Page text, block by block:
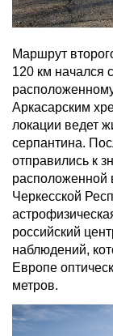
Маршрут
120 км начался
Аркасарским
локации ведет
серпантина.
отправились к
расположенной
Черкесской
российский
наблюдений,
Европе
метров.